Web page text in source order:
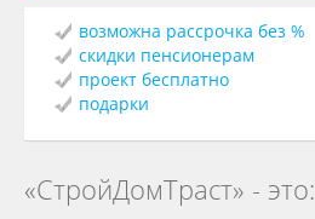
возможна рассрочка без %
скидки пенсионерам
проект бесплатно
подарки
«СтройДомТраст» - это: